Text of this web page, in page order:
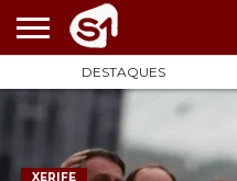
PORTAL
S1
NOTÍCIAS
ESPORTES
POLÍTICA
ENTRETENIMENTO
VÍDEOS
DESTAQUES
XERIFE